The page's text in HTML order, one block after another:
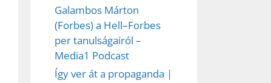
Galambos Márton
(Forbes) a Hell–Forbes
per tanulságairól –
Media1 Podcast
Így ver át a propaganda |